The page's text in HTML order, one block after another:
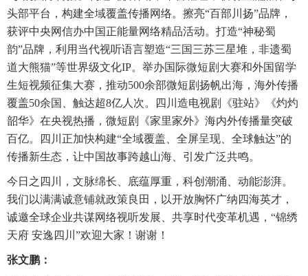
头部平台，构建全域覆盖传播网络。擦亮“百部川扬”品牌，
获评中央网信办中国正能量网络精品活动。打造“神秘蜀
韵”品牌，利用当代视听语言塑造“三国三苏三星堆，非遗蜀
道大熊猫”等世界级文化IP。举办国际微短剧大赛和外国留学
生短视频征集大赛，推动500余部微短剧扬帆出海，海外传播
覆盖50余国、触达超8亿人次。四川造电视剧《驻站》《灼灼
韶华》在央视热播，微短剧《家里家外》海内外传播量突破
百亿。四川正加快构建“全域覆盖、全屏呈现、全球触达”的
传播新生态，让中国故事跨越山海、引发广泛共鸣。
今日之四川，文脉绵长、底蕴厚重，科创潮涌、动能澎湃。
我们以满满诚意铺就政策良田，以开放胸怀广纳四海英才，
诚邀全球企业共谋网络视听发展、共享时代变革机遇，“锦绣
天府 安逸四川”欢迎大家！谢谢！
张文鹏：